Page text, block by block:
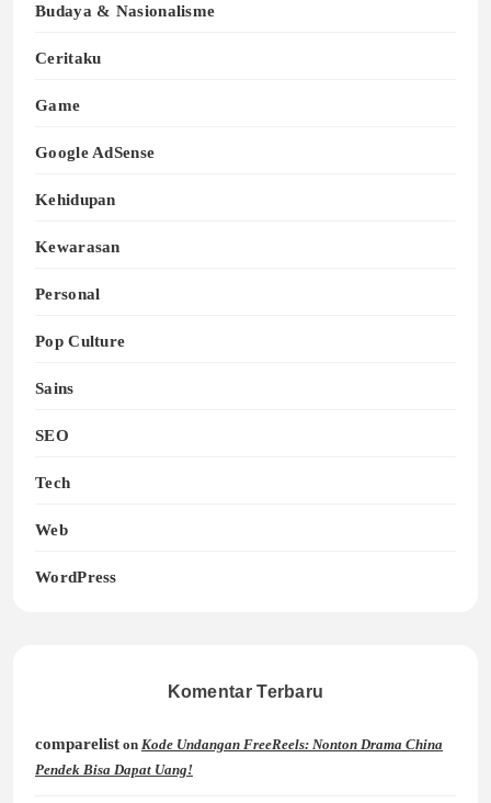
Budaya & Nasionalisme
Ceritaku
Game
Google AdSense
Kehidupan
Kewarasan
Personal
Pop Culture
Sains
SEO
Tech
Web
WordPress
Komentar Terbaru
comparelist on Kode Undangan FreeReels: Nonton Drama China
Pendek Bisa Dapat Uang!